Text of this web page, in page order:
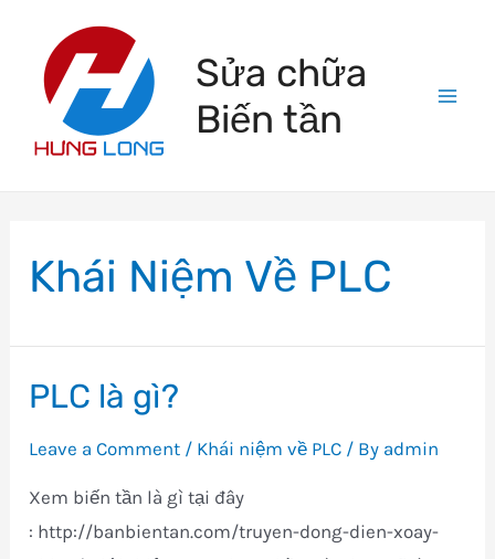
content
Sửa chữa
Biến tần
Khái Niệm Về PLC
PLC là gì?
Leave a Comment / Khái niệm về PLC / By admin
Xem biến tần là gì tại đây
: http://banbientan.com/truyen-dong-dien-xoay-